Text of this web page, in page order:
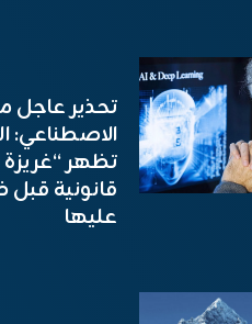
تحذير عاجل
الاصطناعي:
تظهر “غريزة
قانونية
عليها